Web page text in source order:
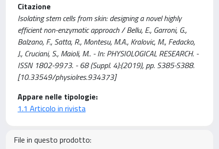
Citazione
Isolating stem cells from skin: designing a novel highly
efficient non-enzymatic approach / Bellu, E., Garroni, G.,
Balzano, F., Satta, R., Montesu, M.A., Kralovic, M., Fedacko,
J., Cruciani, S., Maioli, M.. - In: PHYSIOLOGICAL RESEARCH. -
ISSN 1802-9973. - 68 (Suppl. 4):(2019), pp. S385-S388.
[10.33549/physiolres.934373]
Appare nelle tipologie:
1.1 Articolo in rivista
File in questo prodotto: